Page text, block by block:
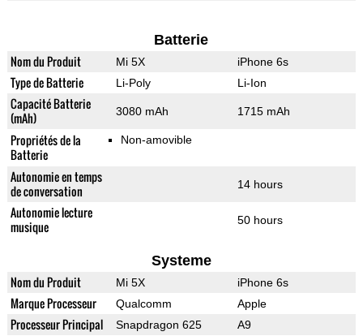
Batterie
Nom du Produit Mi 5X iPhone 6s
Type de Batterie Li-Poly Li-Ion
Capacité Batterie
(mAh)
3080 mAh 1715 mAh
Propriétés de la
Batterie
Non-amovible
Autonomie en temps
de conversation
14 hours
Autonomie lecture
musique
50 hours
Systeme
Nom du Produit Mi 5X iPhone 6s
Marque Processeur Qualcomm Apple
Processeur Principal Snapdragon 625 A9